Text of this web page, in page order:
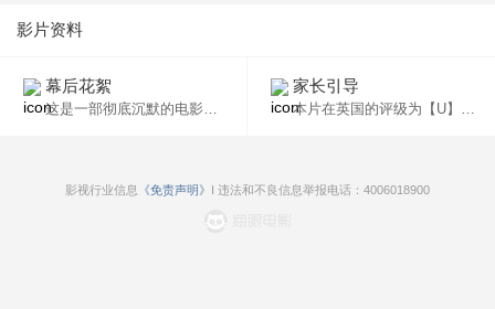
一个重复的情节都在表达北野武想要输出的内容，递进剧情。这
武与是枝裕和和岩井俊二两位导演的拍摄手法与叙事手法就行比
较（因为后两位是我个人非常喜欢地导演，且都同位日本导
的细腻，喜欢是枝裕和地叙述表达细腻，喜欢岩井俊二的日式本
喜好所做的归结。当然北野武的那种细腻偏向青春活力派，“色彩
影片资料
幕后花絮
这是一部彻底沉默的电影，影片的内容主要通过画面的节奏和人物的动作来表现，没有任何语言说明。
家长引导
本片在英国的评级为【U】，适合4岁以上的观众观看。
影视行业信息 《免责声明》 I 违法和不良信息举报电话：4006018900